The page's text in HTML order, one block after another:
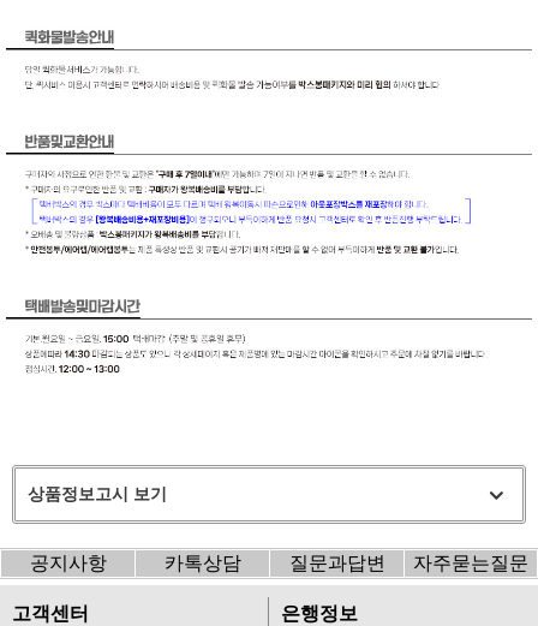
상품정보고시 보기
공지사항 카톡상담 질문과답변 자주묻는질문
고객센터 은행정보